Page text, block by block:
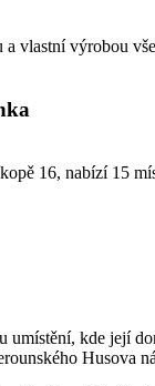
vlastní výrobou
16, nabízí 15
umístění, kde její
Husova